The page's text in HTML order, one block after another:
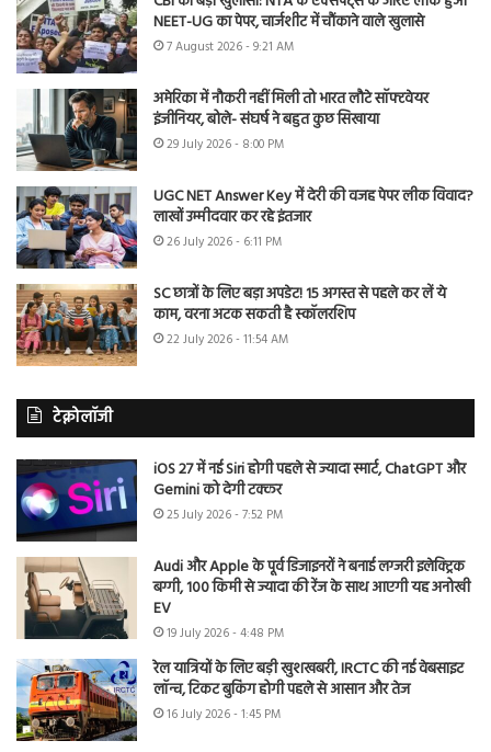
NEET-UG का पेपर, चार्जशीट में चौंकाने वाले खुलासे
7 August 2026 - 9:21 AM
अमेरिका में नौकरी नहीं मिली तो भारत लौटे सॉफ्टवेयर
इंजीनियर, बोले- संघर्ष ने बहुत कुछ सिखाया
29 July 2026 - 8:00 PM
UGC NET Answer Key में देरी की वजह पेपर लीक विवाद?
लाखों उम्मीदवार कर रहे इंतजार
26 July 2026 - 6:11 PM
SC छात्रों के लिए बड़ा अपडेट! 15 अगस्त से पहले कर लें ये
काम, वरना अटक सकती है स्कॉलरशिप
22 July 2026 - 11:54 AM
टेक्नोलॉजी
iOS 27 में नई Siri होगी पहले से ज्यादा स्मार्ट, ChatGPT और
Gemini को देगी टक्कर
25 July 2026 - 7:52 PM
Audi और Apple के पूर्व डिजाइनरों ने बनाई लग्जरी इलेक्ट्रिक
बग्गी, 100 किमी से ज्यादा की रेंज के साथ आएगी यह अनोखी
EV
19 July 2026 - 4:48 PM
रेल यात्रियों के लिए बड़ी खुशखबरी, IRCTC की नई वेबसाइट
लॉन्च, टिकट बुकिंग होगी पहले से आसान और तेज
16 July 2026 - 1:45 PM